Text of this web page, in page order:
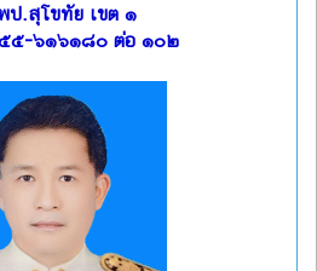
ป.สุโขทัย เขต ๑
๕-๖๑๖๑๘๐ ต่อ ๑๐๒